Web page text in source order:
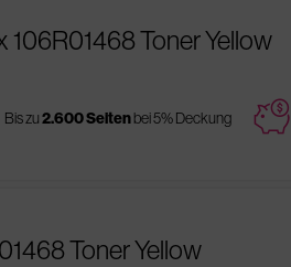
106R01468 Toner Yellow
Bis zu2.600 Seitenbei 5% Deckung price
Toner Yellow